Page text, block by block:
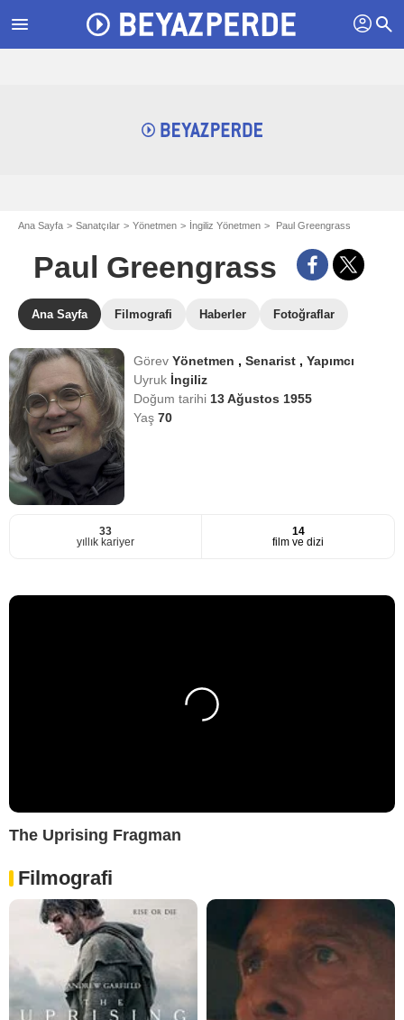
menu profil search
Ana Sayfa Sanatçılar Yönetmen İngiliz Yönetmen Paul Greengrass
Paul Greengrass
Ana Sayfa Filmografi Haberler Fotoğraflar
GörevYönetmen ,Senarist ,Yapımcı
Uyruk İngiliz
Doğum tarihi 13 Ağustos 1955
Yaş70
33
yıllık kariyer
14
film ve dizi
The Uprising Fragman
Filmografi